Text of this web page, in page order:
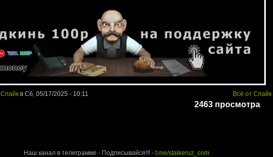
Всё от Спайк
Спайк в Сб, 05/17/2025 - 10:11
2463 просмотра
StalkerUz.com - Территория Сталкера
Наш канал в телеграмме - Подписывайся!!! - t.me/stalkeruz_com